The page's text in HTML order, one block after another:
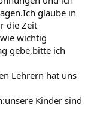
glaube in
die Zeit
wichtig
gebe,bitte ich
Lehrern hat uns
Kinder sind